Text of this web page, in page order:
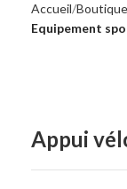
Accueil Boutique
Equipement
Appui